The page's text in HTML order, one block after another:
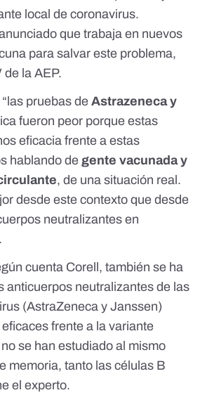
local de coronavirus.
que trabaja en nuevos
para salvar este problema,
de la AEP.
pruebas de Astrazeneca y
fueron peor porque estas
eficacia frente a estas
hablando de gente vacunada y
, de una situación real.
desde este contexto que desde
neutralizantes en
cuenta Corell, también se ha
anticuerpos neutralizantes de las
(AstraZeneca y Janssen)
frente a la variante
se han estudiado al mismo
memoria, tanto las células B
el experto.